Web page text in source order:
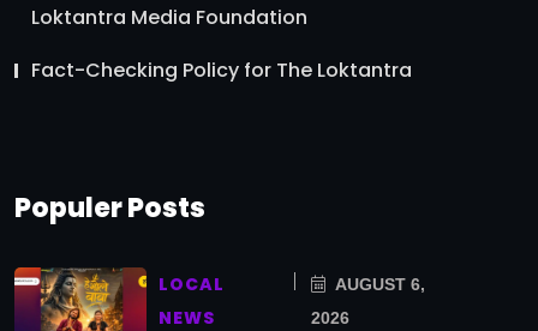
Loktantra Media Foundation
Fact-Checking Policy for The Loktantra
Populer Posts
LOCAL
NEWS
AUGUST 6,
2026